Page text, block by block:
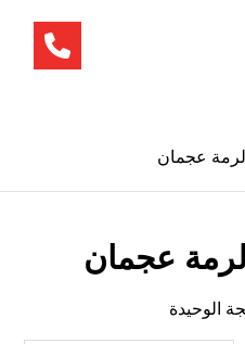
عجمان
عجمان
الوحيدة